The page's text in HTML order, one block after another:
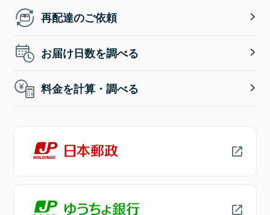
再配達のご依頼
お届け日数を調べる
料金を計算・調べる